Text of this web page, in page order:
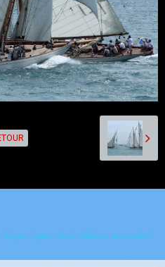
Soyez le premier à attribuer une note !